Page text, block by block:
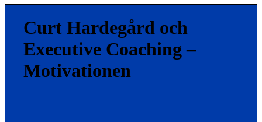
Curt Hardegård och
Executive Coaching –
Motivationen